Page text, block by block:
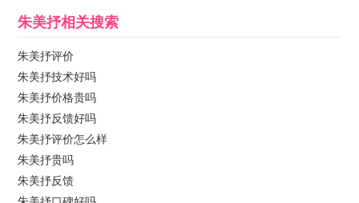
朱美抒相关搜索
朱美抒评价
朱美抒技术好吗
朱美抒价格贵吗
朱美抒反馈好吗
朱美抒评价怎么样
朱美抒贵吗
朱美抒反馈